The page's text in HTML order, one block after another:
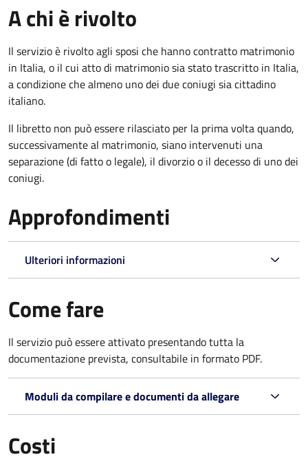
A chi è rivolto
Il servizio è rivolto agli sposi che hanno contratto matrimonio
in Italia, o il cui atto di matrimonio sia stato trascritto in Italia,
a condizione che almeno uno dei due coniugi sia cittadino
italiano.
Il libretto non può essere rilasciato per la prima volta quando,
successivamente al matrimonio, siano intervenuti una
separazione (di fatto o legale), il divorzio o il decesso di uno dei
coniugi.
Approfondimenti
Ulteriori informazioni
Come fare
Il servizio può essere attivato presentando tutta la
documentazione prevista, consultabile in formato PDF.
Moduli da compilare e documenti da allegare
Costi